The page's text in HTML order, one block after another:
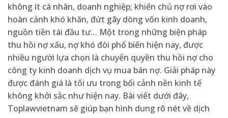
không ít cá nhân, doanh nghiệp; khiến chủ nợ rơi vào
hoàn cảnh khó khăn, đứt gãy dòng vốn kinh doanh,
nguồn tiền tái đầu tư… Một trong những biện pháp
thu hồi nợ xấu, nợ khó đòi phổ biến hiện nay, được
nhiều người lựa chọn là chuyển quyền thu hồi nợ cho
công ty kinh doanh dịch vụ mua bán nợ. Giải pháp này
được đánh giá là tối ưu trong bối cảnh nền kinh tế
không khởi sắc như hiện nay. Bài viết dưới đây,
Toplawvietnam sẽ giúp bạn hình dung rõ nét về dịch